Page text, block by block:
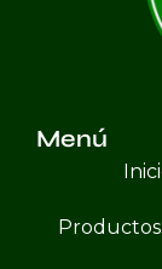
Menú